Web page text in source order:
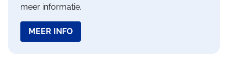
meer informatie.
MEER INFO